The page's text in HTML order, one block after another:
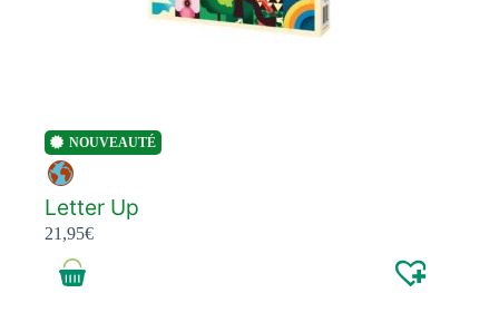
NOUVEAUTÉ
Letter Up
21,95€